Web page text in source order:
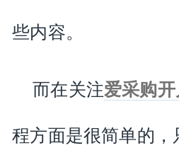
些内容。
而在关注爱采购开
程方面是很简单的，